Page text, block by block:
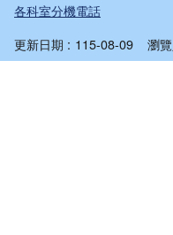
各科室分機電話
更新日期
115-08-09 瀏